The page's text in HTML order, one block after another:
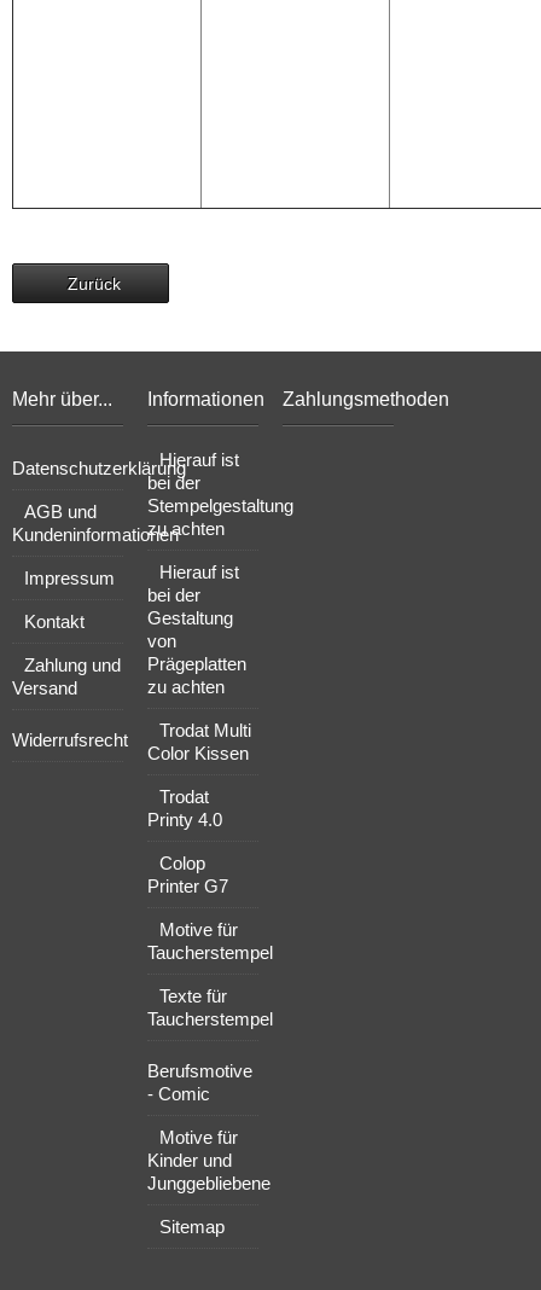
Zurück
Mehr über...
Datenschutzerklärung
AGB und
Kundeninformationen
Impressum
Kontakt
Zahlung und
Versand
Widerrufsrecht
Informationen
Hierauf ist
bei der
Stempelgestaltung
zu achten
Hierauf ist
bei der
Gestaltung
von
Prägeplatten
zu achten
Trodat Multi
Color Kissen
Trodat
Printy 4.0
Colop
Printer G7
Motive für
Taucherstempel
Texte für
Taucherstempel
Berufsmotive
- Comic
Motive für
Kinder und
Junggebliebene
Sitemap
Zahlungsmethoden